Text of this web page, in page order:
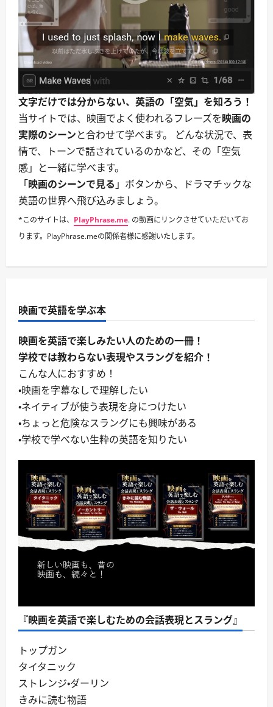
つ
い
て
さ
ら
に
読
む
聞
く
表
現。
｜
出
会
い・
再
会・
電
話
に
つ
て
さ
ら
に
読
む
文字だけでは分からない、英語の「空気」を知ろう！
当サイトでは、映画でよく使われるフレーズを映画の
実際のシーンと合わせて学べます。 どんな状況で、表
情で、トーンで話されているのかなど、その「空気
感」と一緒に学べます。
「映画のシーンで見る 」ボタンから、ドラマチックな
英語の世界へ飛び込みましょう。
*このサイトは、 PlayPhrase.me. の動画にリンクさせていただいてお
ります。PlayPhrase.meの関係者様に感謝いたします。
映画で英語を学ぶ本
映画を英語で楽しみたい人のための一冊！
学校では教わらない表現やスラングを紹介！
こんな人におすすめ！
・映画を字幕なしで理解したい
・ネイティブが使う表現を身につけたい
・ちょっと危険なスラングにも興味がある
・学校で学べない生粋の英語を知りたい
『映画を英語で楽しむための会話表現とスラング』
トップガン
タイタニック
ストレンジ・ダーリン
きみに読む物語